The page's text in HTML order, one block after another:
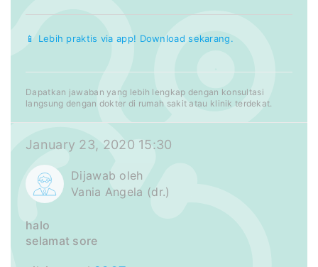
📱 Lebih praktis via app! Download sekarang.
Dapatkan jawaban yang lebih lengkap dengan konsultasi
langsung dengan dokter di rumah sakit atau klinik terdekat.
January 23, 2020 15:30
Dijawab oleh
Vania Angela (dr.)
halo
selamat sore